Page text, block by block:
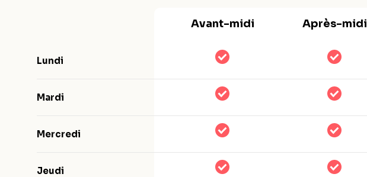
Avant-midi Après-midi
Lundi
Mardi
Mercredi
Jeudi